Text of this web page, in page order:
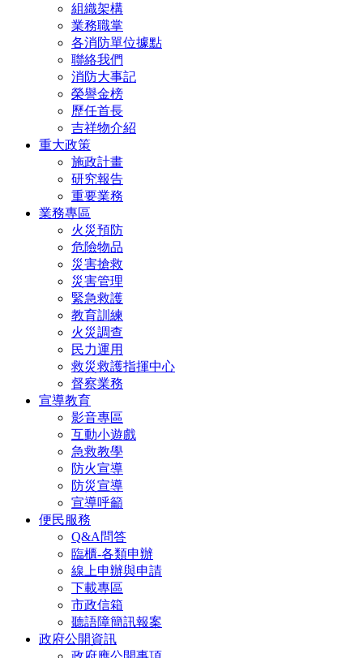
組織架構
業務職掌
各消防單位據點
聯絡我們
消防大事記
榮譽金榜
歷任首長
吉祥物介紹
重大政策
施政計畫
研究報告
重要業務
業務專區
火災預防
危險物品
災害搶救
災害管理
緊急救護
教育訓練
火災調查
民力運用
救災救護指揮中心
督察業務
宣導教育
影音專區
互動小遊戲
急救教學
防火宣導
防災宣導
宣導呼籲
便民服務
Q&A問答
臨櫃-各類申辦
線上申辦與申請
下載專區
市政信箱
聽語障簡訊報案
政府公開資訊